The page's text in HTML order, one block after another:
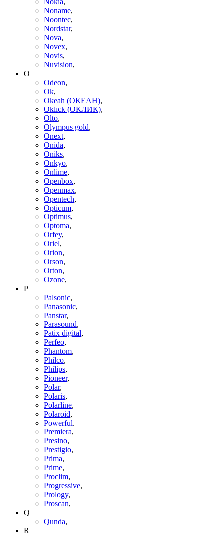
Noname,
Noontec,
Nordstar,
Nova,
Novex,
Novis,
Nuvision,
O
Odeon,
Ok,
Okeah (ОКЕАН),
Oklick (ОКЛИК),
Olto,
Olympus gold,
Onext,
Onida,
Oniks,
Onkyo,
Onlime,
Openbox,
Openmax,
Opentech,
Opticum,
Optimus,
Optoma,
Orfey,
Oriel,
Orion,
Orson,
Orton,
Ozone,
P
Palsonic,
Panasonic,
Panstar,
Parasound,
Patix digital,
Perfeo,
Phantom,
Philco,
Philips,
Pioneer,
Polar,
Polaris,
Polarline,
Polaroid,
Powerful,
Premiera,
Presino,
Prestigio,
Prima,
Prime,
Proclim,
Progressive,
Prology,
Proscan,
Q
Qunda,
R